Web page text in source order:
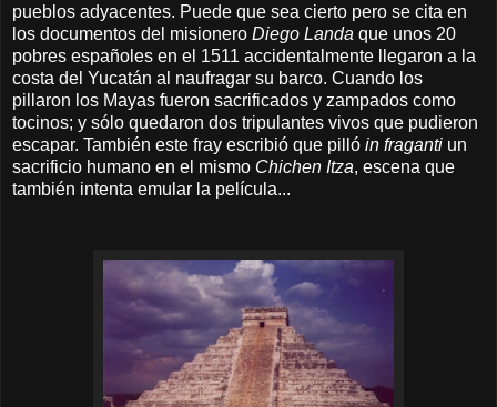
pueblos adyacentes. Puede que sea cierto pero se cita en
los documentos del misionero Diego Landa que unos 20
pobres españoles en el 1511 accidentalmente llegaron a la
costa del Yucatán al naufragar su barco. Cuando los
pillaron los Mayas fueron sacrificados y zampados como
tocinos; y sólo quedaron dos tripulantes vivos que pudieron
escapar. También este fray escribió que pilló in fraganti un
sacrificio humano en el mismo Chichen Itza, escena que
también intenta emular la película...